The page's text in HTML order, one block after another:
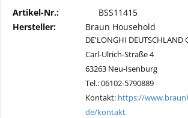
Artikel-Nr.:
BSS11415
Hersteller:
Braun Household
DE'LONGHI DEUTSCHLAND
Carl-Ulrich-Straße 4
63263 Neu-Isenburg
Tel.: 06102-5790889
Kontakt: https://
de/kontakt